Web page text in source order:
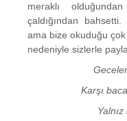
meraklı
çaldığından
ama bize okuduğu
nedeniyle sizlerle
Karşı
Yalnız